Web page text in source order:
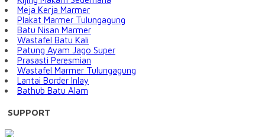
Meja Kerja Marmer
Plakat Marmer Tulungagung
Batu Nisan Marmer
Wastafel Batu Kali
Patung Ayam Jago Super
Prasasti Peresmian
Wastafel Marmer Tulungagung
Lantai Border Inlay
Bathub Batu Alam
SUPPORT